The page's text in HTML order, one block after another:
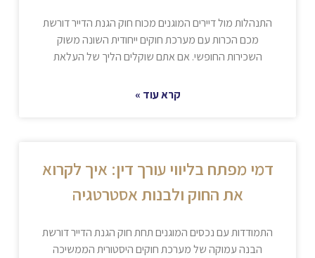
התנהלות מול דיירים המוגנים מכוח חוק הגנת הדייר דורשת
מכם הכרות עם מערכת חוקים ייחודית השונה משוק
השכירות החופשי. אם אתם שוקלים הליך של העלאת
קרא עוד »
דמי מפתח בליווי עורך דין: איך לקרוא
את החוק ולבנות אסטרטגיה
התמודדות עם נכסים המוגנים תחת חוק הגנת הדייר דורשת
הבנה עמוקה של מערכת חוקים היסטורית הממשיכה